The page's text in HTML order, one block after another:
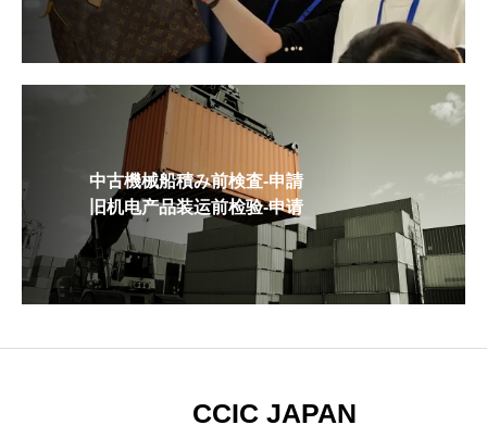
中古機械船積み前検査-申請
旧机电产品装运前检验-申请
CCIC JAPAN